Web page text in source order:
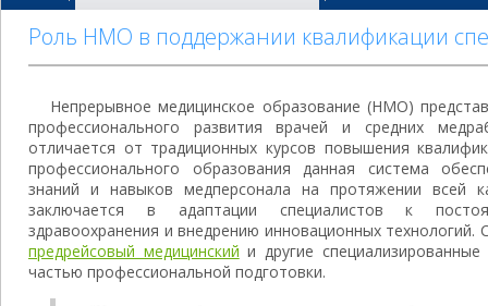
Роль НМО в поддержании квалификации
Непрерывное медицинское образование (НМО)
профессионального развития врачей и средних
отличается от традиционных курсов повышения
профессионального образования данная система
знаний и навыков медперсонала на протяжении всей
заключается в адаптации специалистов к
здравоохранения и внедрению инновационных
предрейсовый медицинский и другие
частью профессиональной подготовки.